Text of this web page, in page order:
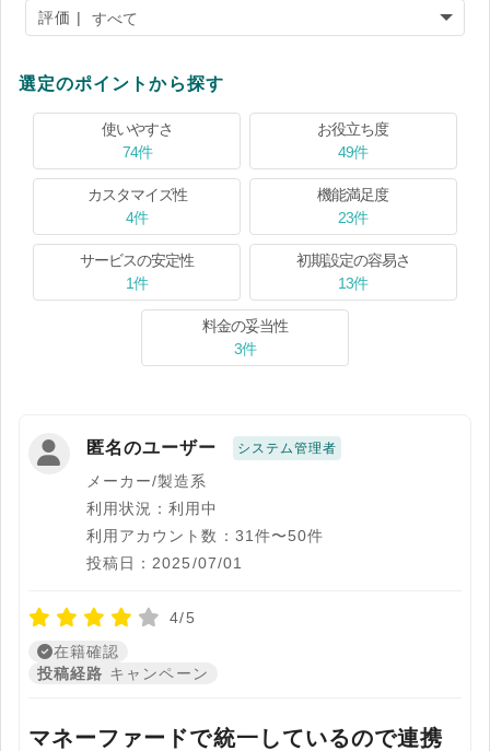
評価 |
選定のポイントから探す
使いやすさ
74件
お役立ち度
49件
カスタマイズ性
4件
機能満足度
23件
サービスの安定性
1件
初期設定の容易さ
13件
料金の妥当性
3件
匿名のユーザー システム管理者
メーカー/製造系
利用状況：利用中
利用アカウント数：31件〜50件
投稿日：2025/07/01
4/5
在籍確認
投稿経路 キャンペーン
マネーファードで統一しているので連携